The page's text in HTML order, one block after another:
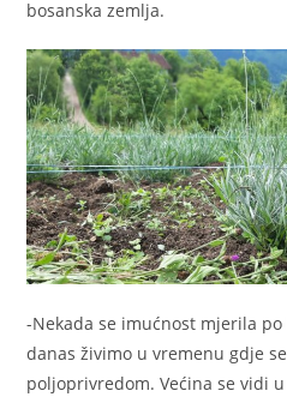
bosanska zemlja.
-Nekada se imućnost mjerila
danas živimo u vremenu gdje
poljoprivredom. Većina se vidi